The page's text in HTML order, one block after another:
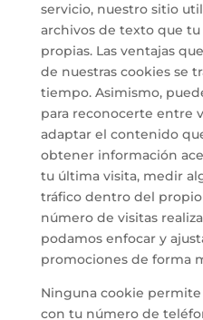
servicio, nuestro sitio
archivos de texto que
propias. Las ventajas
de nuestras cookies se
tiempo. Asimismo,
para reconocerte entre
adaptar el contenido
obtener información
tu última visita, medir
tráfico dentro del
número de visitas
podamos enfocar y
promociones de forma
Ninguna cookie
con tu número de